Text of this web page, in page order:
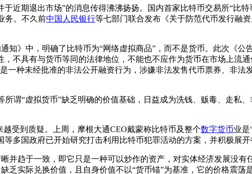
期退出市场”的消息传得沸沸扬扬。国内首家比特币交易所“比
务。不久前中国人民银行等七部门联合发布《关于防范代币发行融
》中，明确了比特币为“网络虚拟商品”，而不是货币。此次《公
不具有与货币等同的法律地位，不能也不应作为货币在市场上流
一种未经批准的非法公开融资行为，涉嫌非法发售代币票券、非
所谓“虚拟货币”缺乏明确的价值基础，日益成为洗钱、贩毒、走私
受到质疑。上周，摩根大通CEO戴蒙称比特币及整个数字货币业是
多国政府已开始研究打击利用比特币犯罪活动的方案，并积极展开
趋于一致，即它只是一种可以炒作的资产，对实体经济发展没有
乏实际兑换价值，且自身价值不以“货币锚”为基准，它的价格震荡